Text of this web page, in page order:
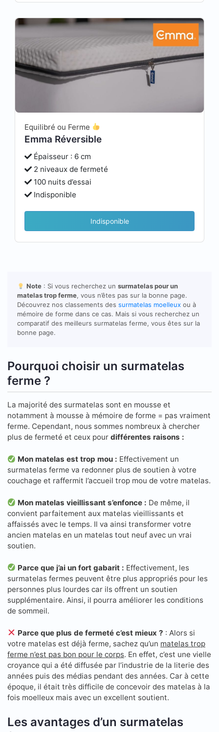
Equilibré ou Ferme
Emma Réversible
Épaisseur : 6 cm
2 niveaux de fermeté
100 nuits d’essai
Indisponible
Indisponible
Note: Si vous recherchez un surmatelas pour un
matelas trop ferme, vous n’êtes pas sur la bonne page.
Découvrez nos classements des surmatelas moelleux ou à
mémoire de forme dans ce cas. Mais si vous recherchez un
comparatif des meilleurs surmatelas ferme, vous êtes sur la
bonne page.
Pourquoi choisir un surmatelas
ferme ?
La majorité des surmatelas sont en mousse et
notamment à mousse à mémoire de forme = pas vraiment
ferme. Cependant, nous sommes nombreux à chercher
plus de fermeté et ceux pour différentes raisons :
Mon matelas est trop mou : Effectivement un
surmatelas ferme va redonner plus de soutien à votre
couchage et raffermit l’accueil trop mou de votre matelas.
Mon matelas vieillissant s’enfonce : De même, il
convient parfaitement aux matelas vieillissants et
affaissés avec le temps. Il va ainsi transformer votre
ancien matelas en un matelas tout neuf avec un vrai
soutien.
Parce que j’ai un fort gabarit : Effectivement, les
surmatelas fermes peuvent être plus appropriés pour les
personnes plus lourdes car ils offrent un soutien
supplémentaire. Ainsi, il pourra améliorer les conditions
de sommeil.
Parce que plus de fermeté c’est mieux ? : Alors si
votre matelas est déjà ferme, sachez qu’un matelas trop
ferme n’est pas bon pour le corps. En effet, c’est une vielle
croyance qui a été diffusée par l’industrie de la literie des
années puis des médias pendant des années. Car à cette
époque, il était très difficile de concevoir des matelas à la
fois moelleux mais avec un excellent soutient.
Les avantages d’un surmatelas